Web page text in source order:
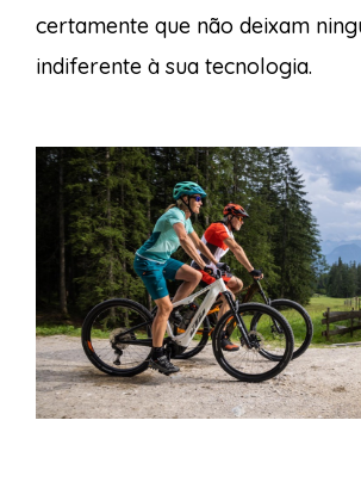
certamente que não deixam
indiferente à sua tecnologia.